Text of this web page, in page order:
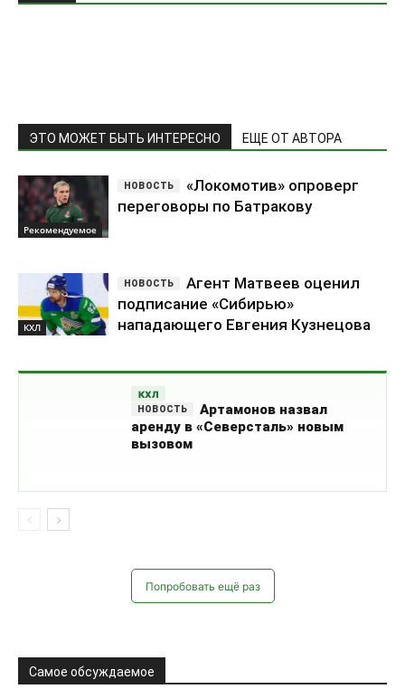
ЭТО МОЖЕТ БЫТЬ ИНТЕРЕСНО ЕЩЕ ОТ АВТОРА
Рекомендуемое
«Локомотив» опроверг
переговоры по Батракову
КХЛ
Агент Матвеев оценил
подписание «Сибирью»
нападающего Евгения Кузнецова
КХЛ
Артамонов назвал
аренду в «Северсталь» новым
вызовом
Попробовать ещё раз
Самое обсуждаемое